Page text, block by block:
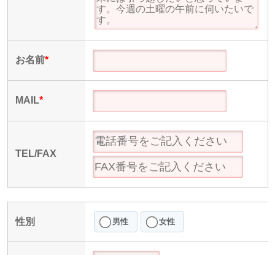
お名前*
MAIL*
TEL/FAX
性別 男性 女性